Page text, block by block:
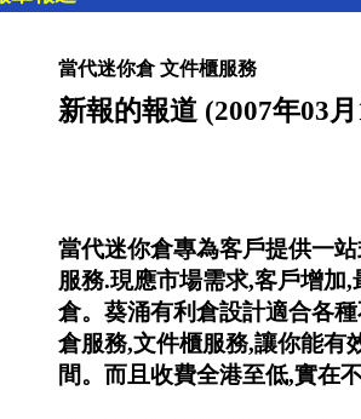
當代迷你倉 文件櫃服務
新報的報道 (2007年03
當代迷你倉專為客戶提供一
服務.現應市場需求,客戶增加
倉。葵涌有利倉設計適合各
倉服務,文件櫃服務,讓你能有
間。而且收費全港至低,實在